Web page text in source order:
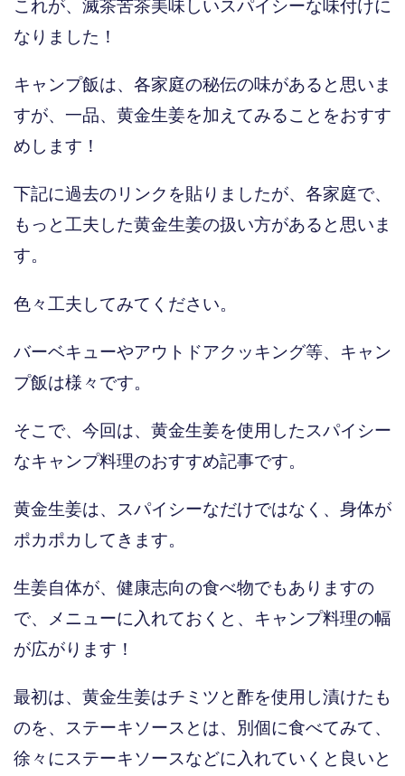
これが、滅茶苦茶美味しいスパイシーな味付けに
なりました！
キャンプ飯は、各家庭の秘伝の味があると思いま
すが、一品、黄金生姜を加えてみることをおすす
めします！
下記に過去のリンクを貼りましたが、各家庭で、
もっと工夫した黄金生姜の扱い方があると思いま
す。
色々工夫してみてください。
バーベキューやアウトドアクッキング等、キャン
プ飯は様々です。
そこで、今回は、黄金生姜を使用したスパイシー
なキャンプ料理のおすすめ記事です。
黄金生姜は、スパイシーなだけではなく、身体が
ポカポカしてきます。
生姜自体が、健康志向の食べ物でもありますの
で、メニューに入れておくと、キャンプ料理の幅
が広がります！
最初は、黄金生姜はチミツと酢を使用し漬けたも
のを、ステーキソースとは、別個に食べてみて、
徐々にステーキソースなどに入れていくと良いと